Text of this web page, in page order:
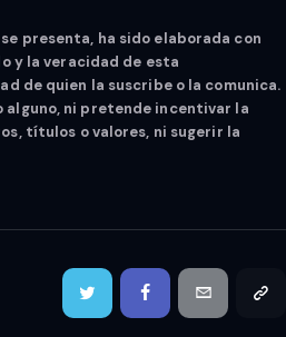
presenta, ha sido elaborada con
y la veracidad de esta
de quien la suscribe o la comunica.
alguno, ni pretende incentivar la
títulos o valores, ni sugerir la